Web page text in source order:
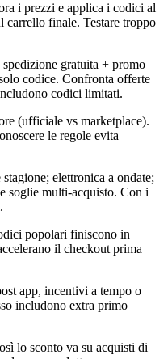
i prezzi e applica i codici al
carrello finale. Testare troppo
gratuita + promo
codice. Confronta offerte
codici limitati.
(ufficiale vs marketplace).
le regole evita
elettronica a ondate;
soglie multi-acquisto. Con i
popolari finiscono in
il checkout prima
app, incentivi a tempo o
includono extra primo
lo sconto va su acquisti di